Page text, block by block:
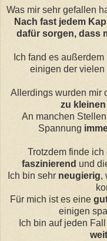
Was mir sehr gefallen
Nach fast jedem
dafür sorgen, dass
Ich fand es
einigen der vielen
Allerdings wurden mir
zu
An manchen
Spannung
Trotzdem finde
faszinierend und
Ich bin sehr neugierig,
Für mich ist es eine
einigen
Ich bin auf jeden